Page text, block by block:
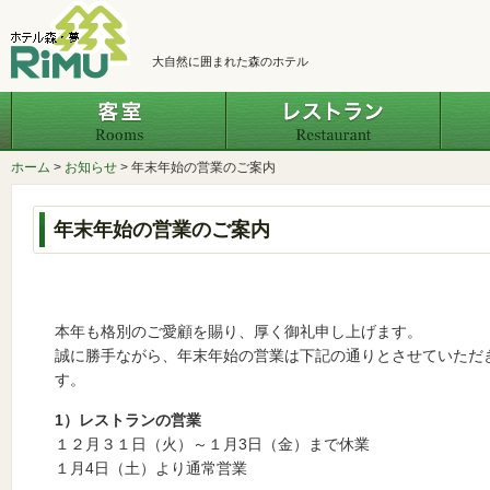
大自然に囲まれた森のホテル
客室 レスト
ホーム > お知らせ > 年末年始の営業のご案内
年末年始の営業のご案内
本年も格別のご愛顧を賜り、厚く御礼申し上げます。
誠に勝手ながら、年末年始の営業は下記の通りとさせていた
す。
1）レストランの営業
１２月３１日（火）～１月3日（金）まで休
１月4日（土）より通常営業